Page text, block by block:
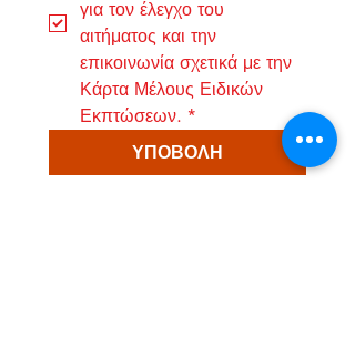
για τον έλεγχο του
αιτήματος και την
επικοινωνία σχετικά με την
Κάρτα Μέλους Ειδικών
Εκπτώσεων. *
ΥΠΟΒΟΛΗ